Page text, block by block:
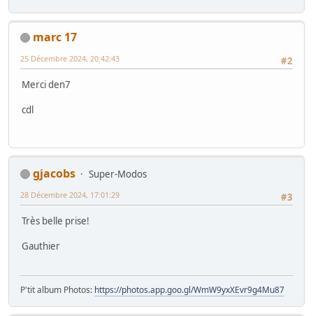
marc 17
#2
25 Décembre 2024, 20:42:43
Merci den7
cdl
gjacobs
Super-Modos
#3
28 Décembre 2024, 17:01:29
Très belle prise!
Gauthier
P'tit album Photos: https://photos.app.goo.gl/WmW9yxXEvr9g4Mu87